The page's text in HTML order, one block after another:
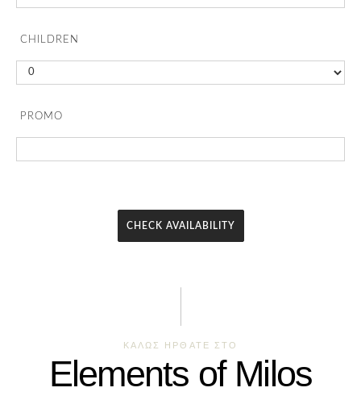
CHILDREN
PROMO
ΚΑΛΩΣ ΗΡΘΑΤΕ ΣΤΟ
Elements of Milos